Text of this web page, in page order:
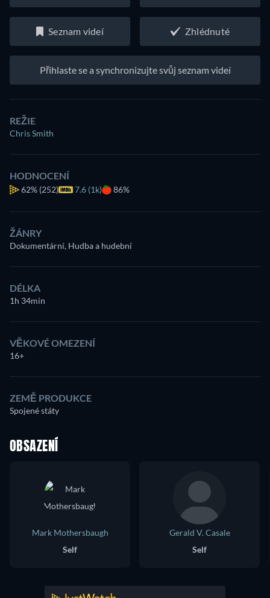
Seznam videí Zhlédnuté
Přihlaste se a synchronizujte svůj seznam videí
REŽIE
Chris Smith
HODNOCENÍ
62% (252) 7.6 (1k) 86%
ŽÁNRY
Dokumentární, Hudba a hudební
DÉLKA
1h 34min
VĚKOVÉ OMEZENÍ
16+
ZEMĚ PRODUKCE
Spojené státy
OBSAZENÍ
Mark Mothersbaugh
Self
Gerald V. Casale
Self